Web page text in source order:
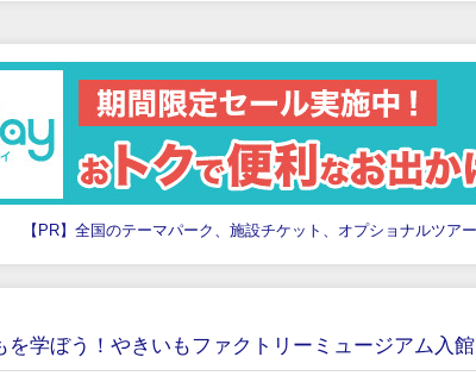
【PR】全国のテーマパーク、施設チケット、オプショナルツア
を学ぼう！やきいもファクトリーミュージアム入館